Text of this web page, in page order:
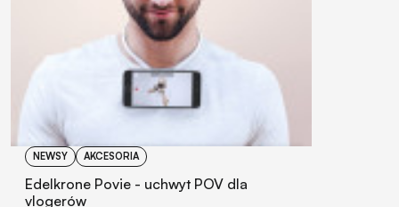
NEWSY AKCESORIA
Edelkrone Povie - uchwyt POV dla
vlogerów